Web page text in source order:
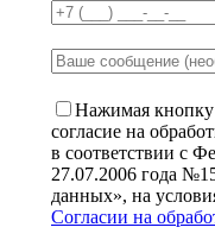
Нажимая
согласие на
в соответствии с
27.07.2006 года
данных», на
Согласии на